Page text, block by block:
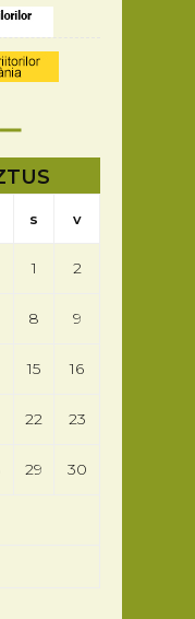
s v
1 2
8 9
15 16
22 23
29 30